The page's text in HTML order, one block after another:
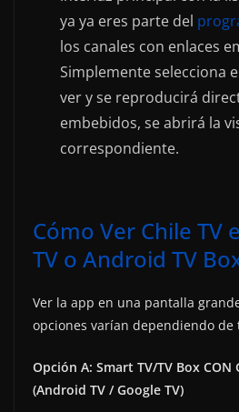
ya ya eres parte del
los canales con enlaces
Simplemente selecciona
ver y se reproducirá
embebidos, se abrirá la
correspondiente.
Cómo Ver Chile TV
TV o Android TV
Ver la app en una pantalla
opciones varían dependiendo de
Opción A: Smart TV/TV Box CON
(Android TV / Google TV)